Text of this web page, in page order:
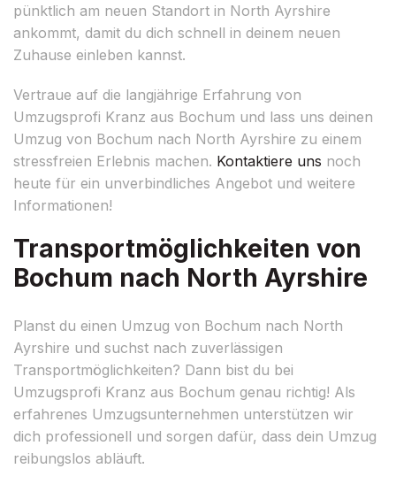
pünktlich am neuen Standort in North Ayrshire
ankommt, damit du dich schnell in deinem neuen
Zuhause einleben kannst.
Vertraue auf die langjährige Erfahrung von
Umzugsprofi Kranz aus Bochum und lass uns deinen
Umzug von Bochum nach North Ayrshire zu einem
stressfreien Erlebnis machen. Kontaktiere uns noch
heute für ein unverbindliches Angebot und weitere
Informationen!
Transportmöglichkeiten von
Bochum nach North Ayrshire
Planst du einen Umzug von Bochum nach North
Ayrshire und suchst nach zuverlässigen
Transportmöglichkeiten? Dann bist du bei
Umzugsprofi Kranz aus Bochum genau richtig! Als
erfahrenes Umzugsunternehmen unterstützen wir
dich professionell und sorgen dafür, dass dein Umzug
reibungslos abläuft.